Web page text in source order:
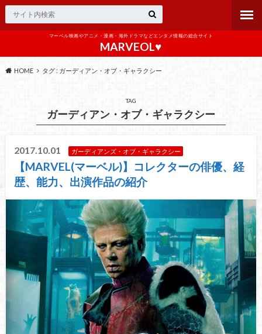
マーベル映画やアニメ・漫画・海外ドラマなどエンタメ情報の総合サイト
MARVEOL♥️
HOME タグ : ガーディアン・オブ・ギャラクシー
TAG
ガーディアン・オブ・ギャラクシー
2017.10.01 ガーディアンズ・オブ・ギャラクシー
【MARVEL(マーベル)】コレクターの俳優、経
歴、能力、出演作品の紹介